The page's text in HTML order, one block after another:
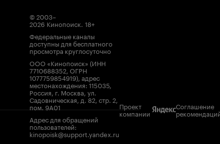
© 2003–
2026 Кинопоиск. 18+
Федеральные каналы
доступны для бесплатного
просмотра круглосуточно
ООО «Кинопоиск» (ИНН
7710688352, ОГРН
1077759854919), адрес
местонахождения: 115035,
Россия, г. Москва, ул.
Садовническая, д. 82, стр. 2,
пом. 9А01
Адрес для обращений
пользователей:
kinopoisk@support.yandex.ru
Проект
компании
Соглашение